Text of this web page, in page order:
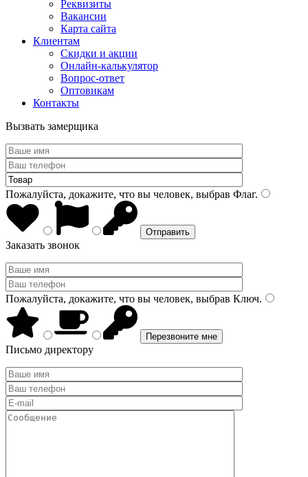
Реквизиты
Вакансии
Карта сайта
Клиентам
Скидки и акции
Онлайн-калькулятор
Вопрос-ответ
Оптовикам
Контакты
Вызвать замерщика
Пожалуйста, докажите, что вы человек, выбрав Флаг.
Заказать звонок
Пожалуйста, докажите, что вы человек, выбрав Ключ.
Письмо директору